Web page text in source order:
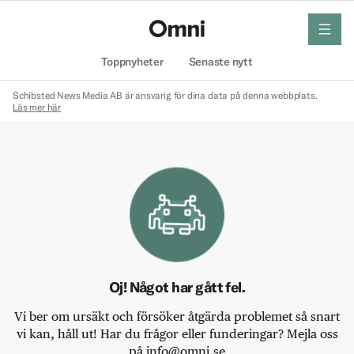
Toppnyheter Senaste nytt
meny
Schibsted News Media AB är ansvarig för dina data på denna webbplats.
Läs mer här
Oj! Något har gått fel.
Vi ber om ursäkt och försöker åtgärda problemet så snart
vi kan, håll ut! Har du frågor eller funderingar? Mejla oss